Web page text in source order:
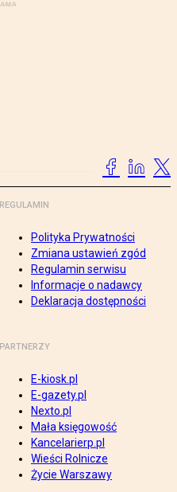
REGULAMIN
Polityka Prywatności
Zmiana ustawień zgód
Regulamin serwisu
Informacje o nadawcy
Deklaracja dostępności
PARTNERZY
E-kiosk.pl
E-gazety.pl
Nexto.pl
Mała księgowość
Kancelarierp.pl
Wieści Rolnicze
Życie Warszawy